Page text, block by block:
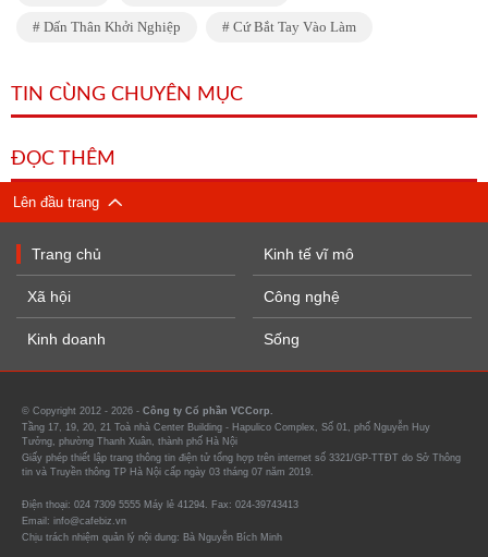
Dấn Thân Khởi Nghiệp Cứ Bắt Tay Vào Làm
TIN CÙNG CHUYÊN MỤC
ĐỌC THÊM
Lên đầu trang
Trang chủ
Xã hội
Kinh doanh
Kinh tế vĩ mô
Công nghệ
Sống
© Copyright 2012 - 2026 - Công ty Cổ phần VCCorp.
Tầng 17, 19, 20, 21 Toà nhà Center Building - Hapulico Complex, Số 01, phố Nguyễn Huy
Tưởng, phường Thanh Xuân, thành phố Hà Nội
Giấy phép thiết lập trang thông tin điện tử tổng hợp trên internet số 3321/GP-TTĐT do Sở Thông
tin và Truyền thông TP Hà Nội cấp ngày 03 tháng 07 năm 2019.
Điện thoại: 024 7309 5555 Máy lẻ 41294. Fax: 024-39743413
Email: info@cafebiz.vn
Chịu trách nhiệm quản lý nội dung: Bà Nguyễn Bích Minh